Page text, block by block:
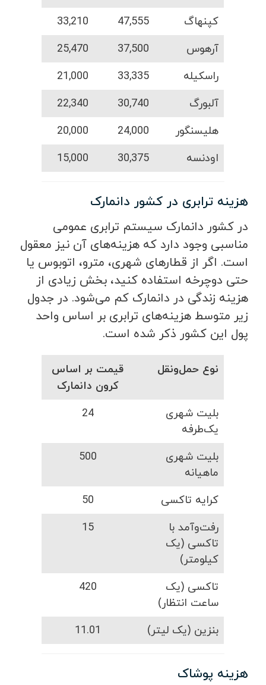
کپنهاگ 47,555
33,210
آرهوس
37,500
25,470
راسکیله
33,335
21,000
آلبورگ
30,740
22,340
هلیسنگور
24,000
20,000
اودنسه
30,375
15,000
هزینه ترابری در کشور دانمارک
در کشور دانمارک سیستم ترابری عمومی
مناسبی وجود دارد که هزینه‌های آن نیز معقول
است. اگر از قطارهای شهری، مترو، اتوبوس یا
حتی دوچرخه استفاده کنید، بخش زیادی از
هزینه زندگی در دانمارک کم می‌شود. در جدول
زیر متوسط هزینه‌های ترابری بر اساس واحد
پول این کشور ذکر شده است.
نوع حمل‌ونقل
قیمت بر اساس
کرون دانمارک
بلیت شهری
یک‌طرفه
24
بلیت شهری
ماهیانه
500
کرایه تاکسی
50
رفت‌وآمد با
تاکسی (یک
کیلومتر)
15
تاکسی (یک
ساعت انتظار)
420
بنزین (یک لیتر) 11.01
هزینه پوشاک